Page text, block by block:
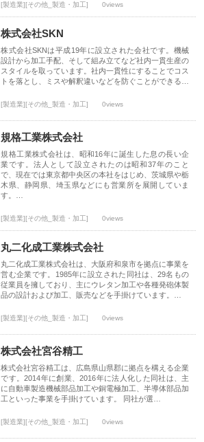
[製造業][その他_製造・加工] 0views
株式会社SKN
株式会社SKNは平成19年に設立された会社です。機械
設計から加工手配、そして組み立てなど社内一貫生産の
スタイルを取っています。社内一貫性にすることでコス
トを落とし、ミスや解釈違いなどを防ぐことができる…
[製造業][その他_製造・加工] 0views
規格工業株式会社
規格工業株式会社は、昭和16年に誕生した息の長い企
業です。法人として設立されたのは昭和37年のこと
で、現在では東京都中央区の本社をはじめ、茨城県や栃
木県、静岡県、埼玉県などにも営業所を展開していま
す。…
[製造業][その他_製造・加工] 0views
丸二化成工業株式会社
丸二化成工業株式会社は、大阪府和泉市を拠点に事業を
営む企業です。1985年に設立された同社は、29名もの
従業員を擁しており、主にウレタン加工や各種発砲体製
品の設計および加工、販売などを手掛けています。…
[製造業][その他_製造・加工] 0views
株式会社宮谷精工
株式会社宮谷精工は、広島県山県郡に拠点を構える企業
です。2014年に創業、2016年に法人化した同社は、主
に自動車製造機械部品加工や銅電極加工、半導体部品加
工といった事業を手掛けています。 同社が選…
[製造業][その他_製造・加工] 0views